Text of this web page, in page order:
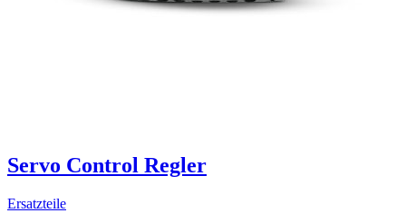
Servo Control Regler
Ersatzteile